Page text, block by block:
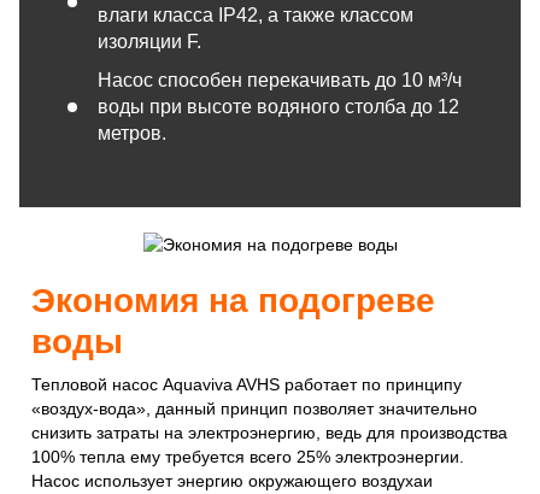
влаги класса IP42, а также классом
изоляции F.
Насос способен перекачивать до 10 м³/ч
воды при высоте водяного столба до 12
метров.
Экономия на подогреве
воды
Тепловой насос Aquaviva AVHS работает по принципу
«воздух-вода», данный принцип позволяет значительно
снизить затраты на электроэнергию, ведь для производства
100% тепла ему требуется всего 25% электроэнергии.
Насос использует энергию окружающего воздухаи